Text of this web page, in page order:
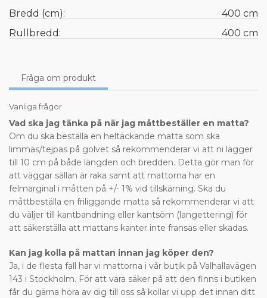
Bredd (cm):
400 cm
Rullbredd:
400 cm
Fråga om produkt
Vanliga frågor
Vad ska jag tänka på när jag måttbeställer en matta?
Om du ska beställa en heltäckande matta som ska
limmas/tejpas på golvet så rekommenderar vi att ni lägger
till 10 cm på både längden och bredden. Detta gör man för
att väggar sällan är raka samt att mattorna har en
felmarginal i måtten på +/- 1% vid tillskärning. Ska du
måttbeställa en friliggande matta så rekommenderar vi att
du väljer till kantbandning eller kantsöm (langettering) för
att säkerställa att mattans kanter inte fransas eller skadas.
Kan jag kolla på mattan innan jag köper den?
Ja, i de flesta fall har vi mattorna i vår butik på Valhallavägen
143 i Stockholm. För att vara säker på att den finns i butiken
får du gärna höra av dig till oss så kollar vi upp det innan ditt